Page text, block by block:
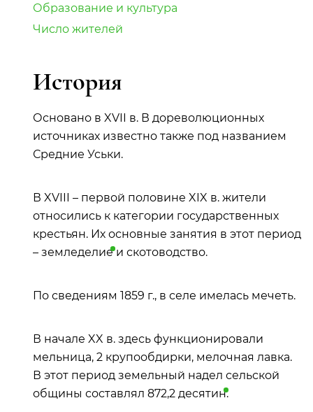
Образование и культура
Число жителей
История
Основано в XVII в. В дореволюционных
источниках известно также под названием
Средние Уськи.
В XVIII – первой половине XIX в. жители
относились к категории государственных
крестьян. Их основные занятия в этот период
– земледелиеи скотоводство.
По сведениям 1859 г., в селе имелась мечеть.
В начале XX в. здесь функционировали
мельница, 2 крупообдирки, мелочная лавка.
В этот период земельный надел сельской
общины составлял 872,2 десятин.